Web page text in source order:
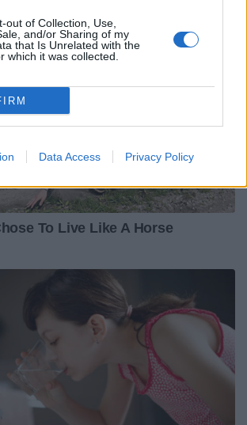
out of Collection, Use,
and/or Sharing of my
that Is Unrelated with the
which it was collected.
Data Access Privacy Policy